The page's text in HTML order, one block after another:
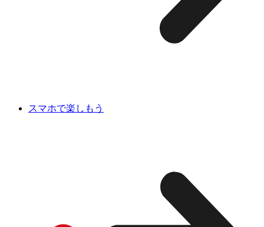
スマホで楽しもう